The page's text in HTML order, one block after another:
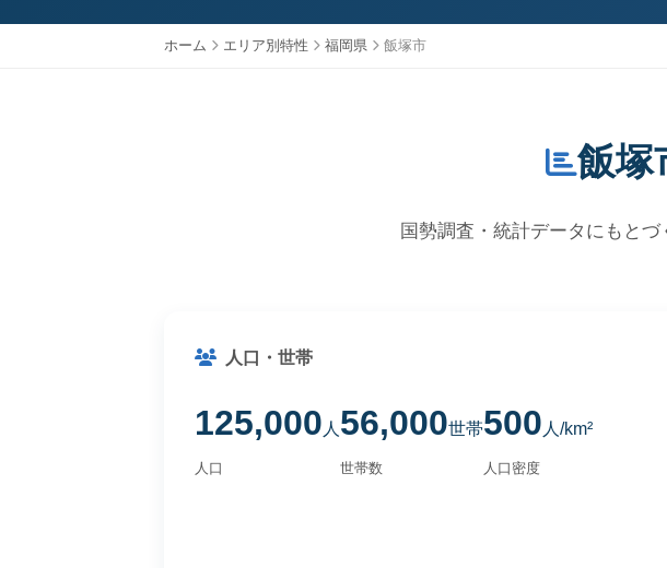
ホーム エリア別特性 福岡県 飯塚市
飯塚
国勢調査・統計データにもと
人口・世帯
125,000 人
人口
56,000世帯
世帯数
500 人/km²
人口密度